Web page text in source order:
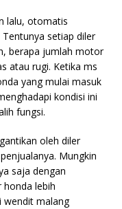
lalu, otomatis
setiap diler
berapa jumlah motor
atau rugi. Ketika ms
yang mulai masuk
kondisi ini
fungsi.
oleh diler
Mungkin
saja dengan
lebih
wendit malang